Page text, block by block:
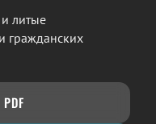
литые